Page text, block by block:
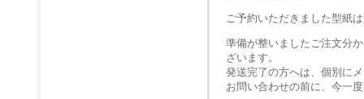
ご予約いただきました型紙
準備が整いましたご注文分
ざいます。
発送完了の方へは、個別に
お問い合わせの前に、今一